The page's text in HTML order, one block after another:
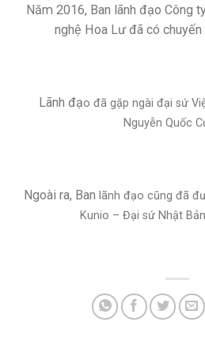
Năm 2016, Ban lãnh đạo Công
nghệ Hoa Lư đã có
Lãnh đạo đã gặp ngài đại sứ Vi
Nguyễn Quốc
Ngoài ra, Ban lãnh đạo cũng đã
Kunio – Đại sứ Nhật